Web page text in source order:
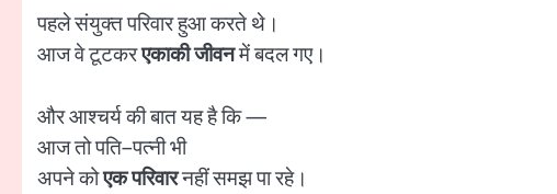
पहले संयुक्त परिवार हुआ करते थे।
आज वे टूटकरएकाकी जीवनमें बदल गए।
और आश्चर्य की बात यह है कि —
आज तो पति–पत्नी भी
अपने कोएक परिवारनहीं समझ पा रहे।